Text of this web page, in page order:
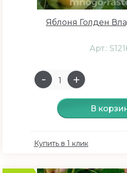
Яблоня Голден
Арт.:
В
Купить в 1 клик
Очень большой
до 1 см
9 см